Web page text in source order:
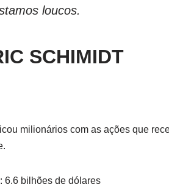
loucos.
SCHIMIDT
milionários com as ações que
6.6 bilhões de dólares